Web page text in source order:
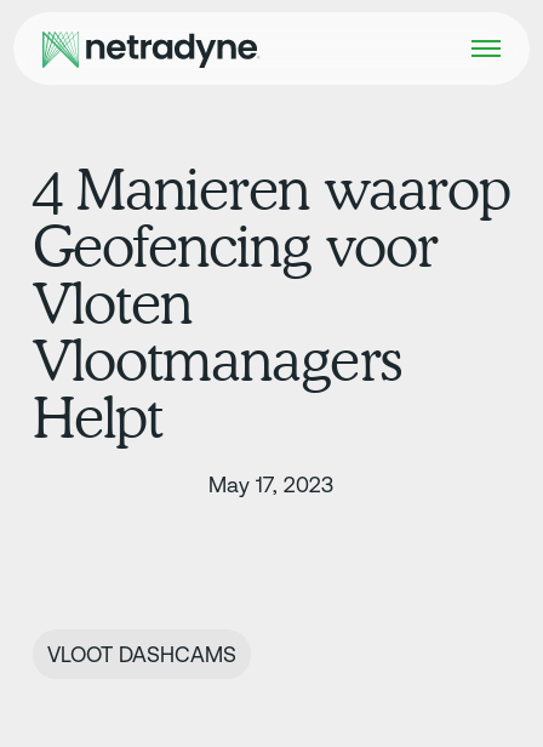
4 Manieren waarop
Geofencing voor
Vloten
Vlootmanagers
Helpt
May 17, 2023
VLOOT DASHCAMS